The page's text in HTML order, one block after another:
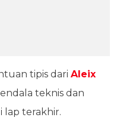
tipis dari Aleix
teknis dan
lap terakhir.